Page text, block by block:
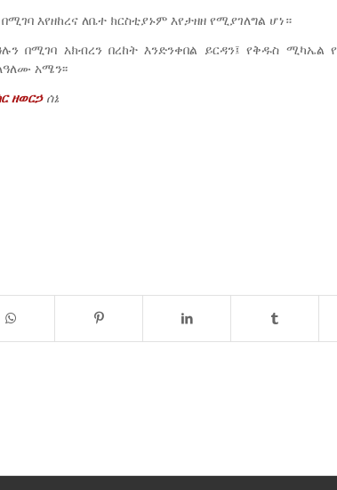
እየዘከረና ለቤተ ክርስቲያኑም እየታዘዘ የሚያገለግል ሆነ።
በሚገባ አክብረን በረከት እንድንቀበል ይርዳን፤ የቅዱስ
አሜን፡፡
ዘወርኃ ሰኔ